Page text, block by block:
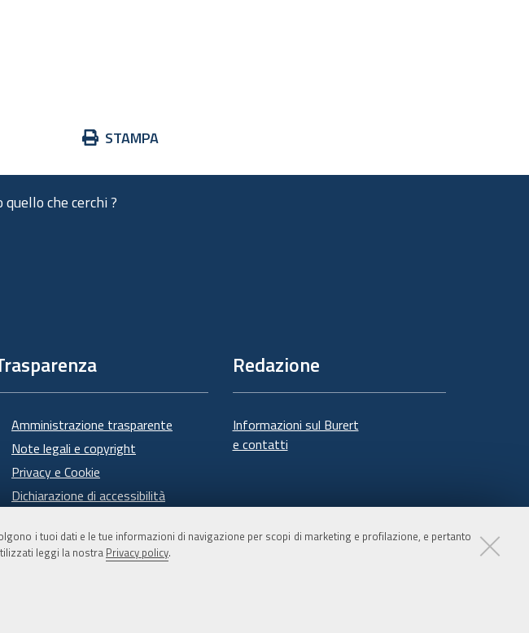
i tuoi dati e le tue informazioni di navigazione per scopi di marketing e profilazione, e pertanto
leggi la nostra Privacy policy.
441.776.795
Azioni
documento
STAMPA
che cerchi ?
Amministrazione trasparente
Note legali e copyright
Privacy e Cookie
Dichiarazione di accessibilità
Redazione
Informazioni sul Burert
e contatti